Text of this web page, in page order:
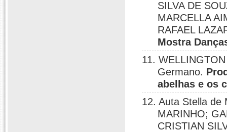
SILVA DE
MARCELLA
RAFAEL
Mostra
11.
Germano.
abelhas e os
12. Auta Stella de
MARINHO;
CRISTIAN